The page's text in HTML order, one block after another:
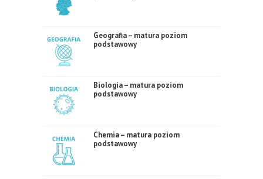
Geografia – matura poziom
podstawowy
Biologia – matura poziom
podstawowy
Chemia – matura poziom
podstawowy